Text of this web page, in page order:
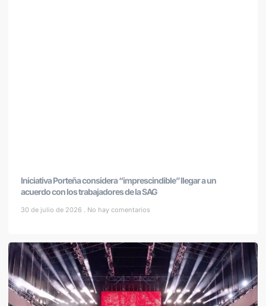
Iniciativa Porteña considera “imprescindible” llegar a un
acuerdo con los trabajadores de la SAG
30 de julio de 2026 No hay comentarios